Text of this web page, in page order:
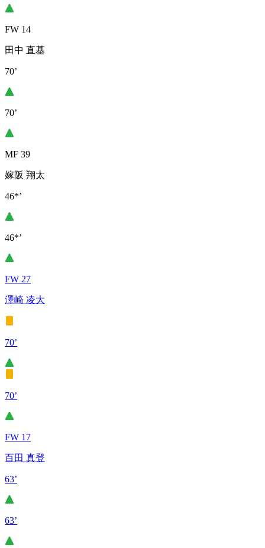
FW 14
田中 直基
70’
70’
MF 39
嫁阪 翔太
46*’
46*’
FW 27
澤崎 凌大
70’
70’
FW 17
百田 真登
63’
63’